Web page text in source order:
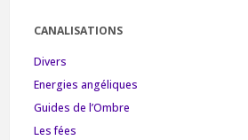
CANALISATIONS
Divers
Energies angéliques
Guides de l’Ombre
Les fées